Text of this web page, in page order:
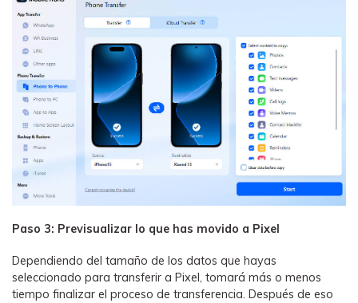
Paso 3: Previsualizar lo que has movido a Pixel
Dependiendo del tamaño de los datos que hayas
seleccionado para transferir a Pixel, tomará más o menos
tiempo finalizar el proceso de transferencia. Después de eso